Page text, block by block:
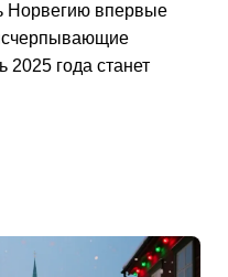
Норвегию впервые
2025 года станет